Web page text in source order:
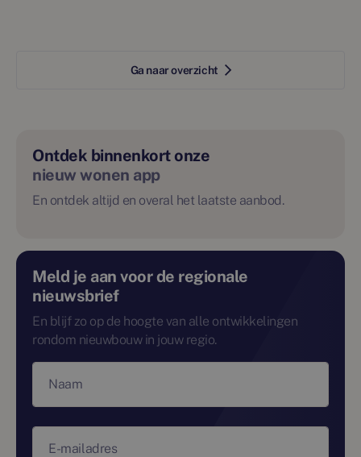
Ga naar overzicht
Ontdek binnenkort onze
nieuw wonen app
En ontdek altijd en overal het laatste aanbod.
Meld je aan voor de regionale
nieuwsbrief
En blijf zo op de hoogte van alle ontwikkelingen
rondom nieuwbouw in jouw regio.
Naam
E-mailadres